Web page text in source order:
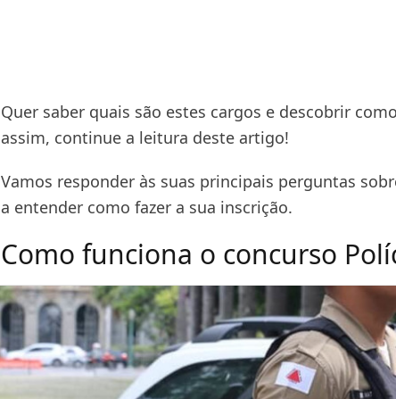
Quer saber quais são estes cargos e descobrir
assim, continue a leitura deste artigo!
Vamos responder às suas principais perguntas
a entender como fazer a sua inscrição.
Como funciona o concurso